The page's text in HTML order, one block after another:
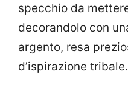
specchio da
decorandolo con
argento, resa
d’ispirazione tribale.